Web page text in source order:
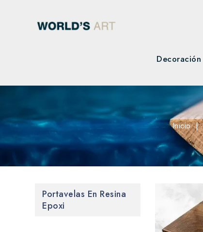
Decoración
Inicio
Portavelas En Resina
Epoxi